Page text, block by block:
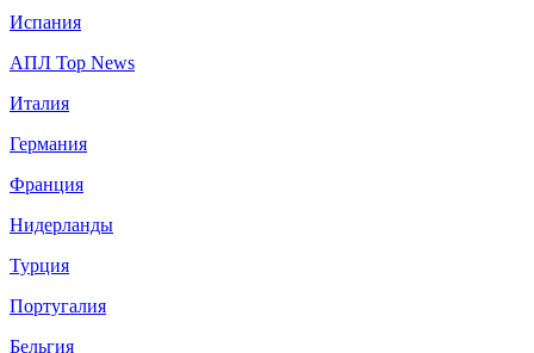
Испания
АПЛ Top News
Италия
Германия
Франция
Нидерланды
Турция
Португалия
Бельгия